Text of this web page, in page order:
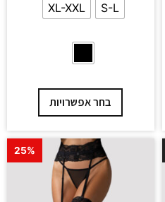
S-L
XL-XXL
בחר אפשרויות
25%